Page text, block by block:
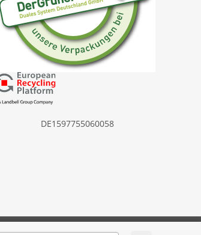
DE1597755060058
Powered by